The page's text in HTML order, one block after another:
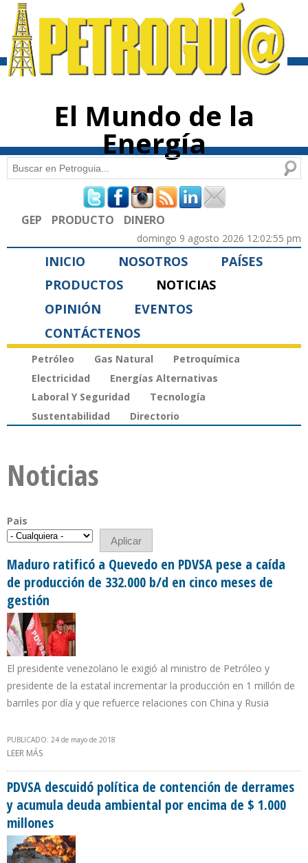
contenido
El Mundo de la
Energía
Formulario de búsqueda
Buscar
GEP PRODUCTO DINERO
domingo 9 agosto 2026 12:02:55 pm
INICIO NOSOTROS
PAÍSES
PRODUCTOS
NOTICIAS
OPINIÓN
EVENTOS
CONTÁCTENOS
Petróleo Gas Natural
Petroquímica
Electricidad
Energías Alternativas
Laboral Y Seguridad
Tecnología
Sustentabilidad
Directorio
Noticias
Pais
Maduro ratificó a Quevedo en PDVSA pese a caída
de producción de 332.000 b/d en cinco meses de
gestión
El presidente venezolano le exigió al ministro de Petróleo y
presidente de la estatal incrementar la producción en 1 millón de
barriles por día y que refuerce relaciones con China y Rusia
PUBLICADO: 24 de mayo de 2018
LEER MÁS
PDVSA descuidó política de contención de derrames
y acumula deuda ambiental por encima de $ 1.000
millones